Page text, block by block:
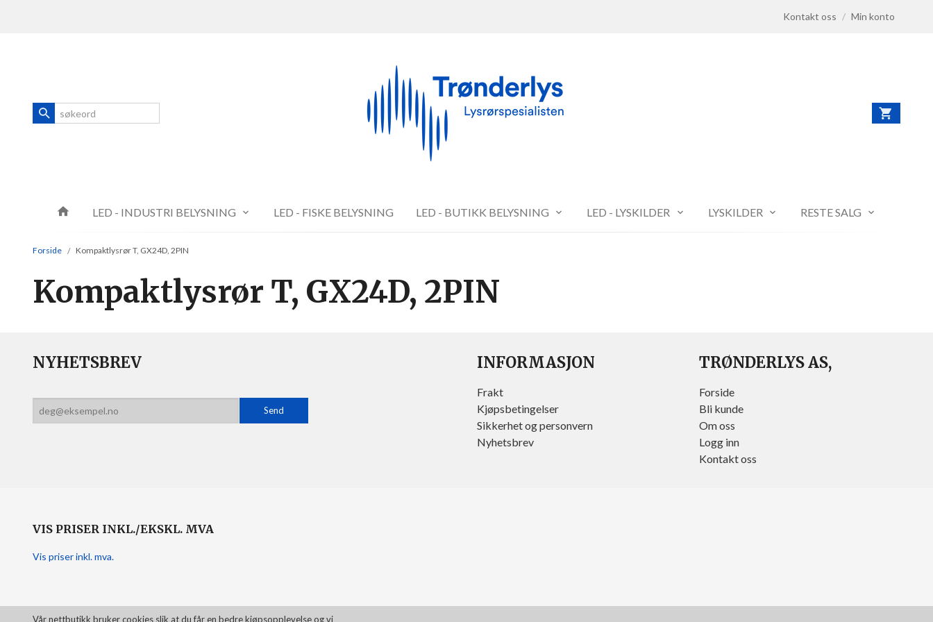
Kontakt oss / Min konto
ProdukterLED - INDUSTRI BELYSNING LED - FISKE BELYSNING LED - BUTIKK BELYSNING LED - LYSKILDER LYSKILDER RESTE SALG
Forside Kompaktlysrør T, GX24D, 2PIN
Kompaktlysrør T, GX24D, 2PIN
NYHETSBREV INFORMASJON
Frakt
Kjøpsbetingelser
Sikkerhet og personvern
Nyhetsbrev
TRØNDERLYS AS,
Forside
Bli kunde
Om oss
Logg inn
Kontakt oss
VIS PRISER INKL./EKSKL. MVA
Vis priser inkl. mva.
Vår nettbutikk bruker cookies slik at du får en bedre kjøpsopplevelse og vi